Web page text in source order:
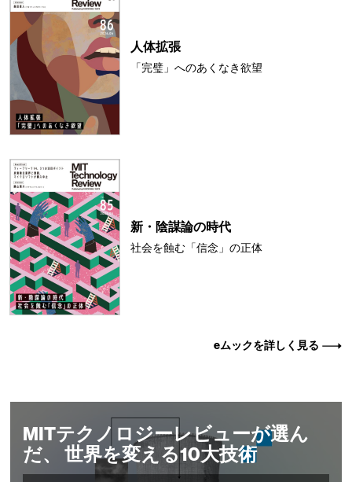
人体拡張
「完璧」へのあくなき欲望
新・陰謀論の時代
社会を蝕む「信念」の正体
eムックを詳しく見る
MITテクノロジーレビューが選ん
だ、 世界を変える10大技術